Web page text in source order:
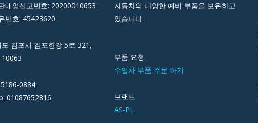
매업신고번호: 20200010653
번호: 45423620
도 김포시 김포한강 5로 321,
0884
01087652816
자동차의 다양한 예비 부품을 보유하고
있습니다.
부품 요청
수입차 부품 주문 하기
브랜드
AS-PL